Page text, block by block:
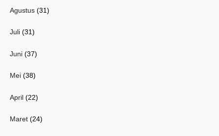
Agustus (31)
Juli (31)
Juni (37)
Mei (38)
April (22)
Maret (24)